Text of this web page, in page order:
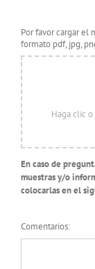
Por favor cargar el
formato pdf, jpg,
En caso de
muestras y/o
colocarlas en el
Comentarios: